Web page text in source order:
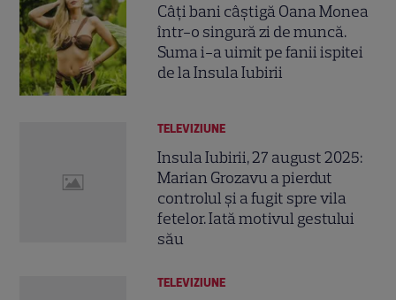
Câți bani câștigă Oana Monea
într-o singură zi de muncă.
Suma i-a uimit pe fanii ispitei
de la Insula Iubirii
TELEVIZIUNE
Insula Iubirii, 27 august 2025:
Marian Grozavu a pierdut
controlul și a fugit spre vila
fetelor. Iată motivul gestului
său
TELEVIZIUNE